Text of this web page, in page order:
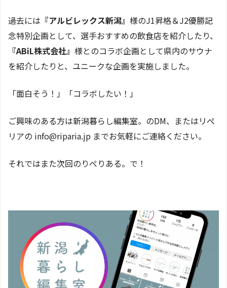
過去には 『アルビレックス新潟』 様のJ1昇格＆J2優勝記
念特別企画として、選手おすすめの飲食店を紹介したり、
『ABiL株式会社』 様とのコラボ企画として県内のサウナ
を紹介したりと、ユニークな企画を実施しました。
「面白そう！」「コラボしたい！」
ご興味のある方は新潟暮らし編集室。のDM、またはリぺ
リアの info@riparia.jp までお気軽にご連絡ください。
それではまた次回のりぺりある。で！